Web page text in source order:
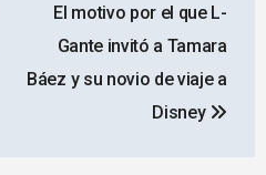
El motivo por el que L-
Gante invitó a Tamara
Báez y su novio de viaje a
Disney